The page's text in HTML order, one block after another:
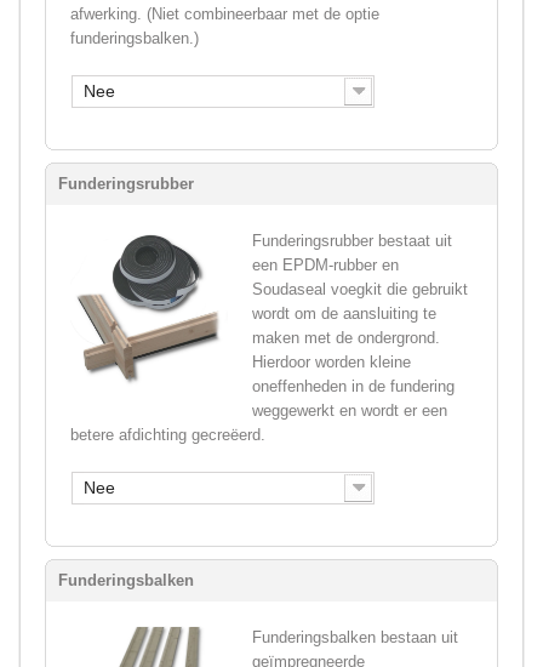
afwerking. (Niet combineerbaar met de optie
funderingsbalken.)
Nee
Funderingsrubber
Funderingsrubber bestaat uit
een EPDM-rubber en
Soudaseal voegkit die gebruikt
wordt om de aansluiting te
maken met de ondergrond.
Hierdoor worden kleine
oneffenheden in de fundering
weggewerkt en wordt er een
betere afdichting gecreëerd.
Nee
Funderingsbalken
Funderingsbalken bestaan uit
geïmpregneerde